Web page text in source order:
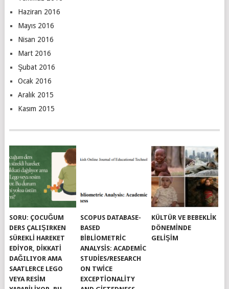
Haziran 2016
Mayıs 2016
Nisan 2016
Mart 2016
Şubat 2016
Ocak 2016
Aralık 2015
Kasım 2015
SORU: ÇOCUĞUM
DERS ÇALIŞIRKEN
SÜREKLI HAREKET
EDIYOR, DIKKATI
DAĞILIYOR AMA
SAATLERCE LEGO
VEYA RESIM
SCOPUS DATABASE-
BASED
BIBLIOMETRIC
ANALYSIS: ACADEMIC
STUDIES/RESEARCH
ON TWICE
EXCEPTIONALITY
KÜLTÜR VE BEBEKLIK
DÖNEMINDE
GELIŞIM